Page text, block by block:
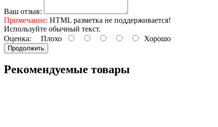
Ваш отзыв:
Примечание: HTML разметка не поддерживается!
Используйте обычный текст.
Оценка: Плохо Хорошо
Продолжить
Рекомендуемые товары